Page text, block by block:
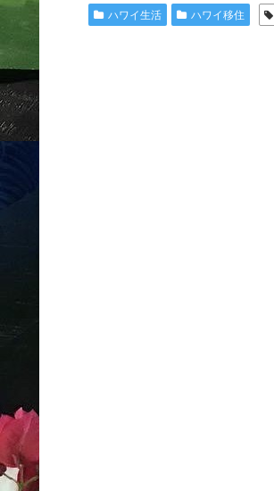
ハワイ生活 ハワイ移住